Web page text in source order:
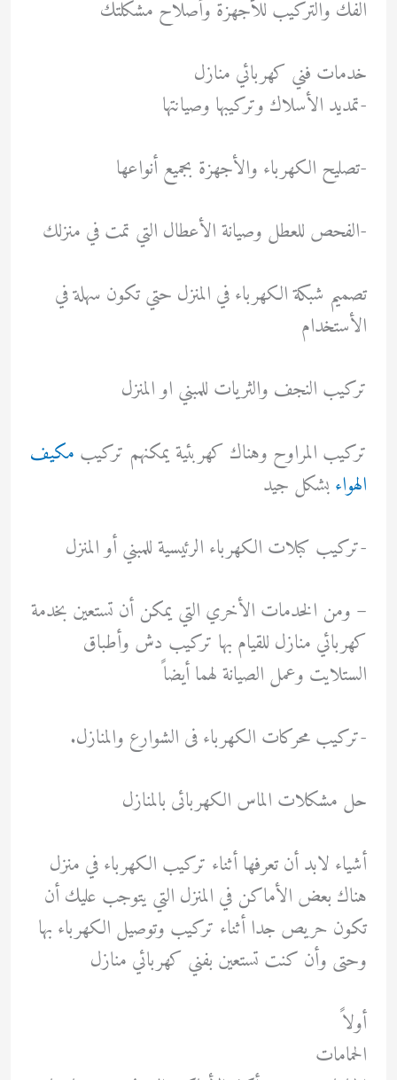
الفك والتركيب للأجهزة وأصلاح مشكلتك
خدمات فني كهربائي منازل
-تمديد الأسلاك وتركيبها وصيانتها
-تصليح الكهرباء والأجهزة بجميع أنواعها
-الفحص للعطل وصيانة الأعطال التي تمت في منزلك
تصميم شبكة الكهرباء في المنزل حتي تكون سهلة في
الأستخدام
تركيب النجف والثريات للمبني او المنزل
تركيب المراوح وهناك كهربئية يمكنهم تركيب مكيف
الهواءبشكل جيد
-تركيب كبلات الكهرباء الرئيسية للمبني أو المنزل
– ومن الخدمات الأخري التي يمكن أن تستعين بخدمة
كهربائي منازل للقيام بها تركيب دش وأطباق
الستلايت وعمل الصيانة لهما أيضاً
-تركيب محركات الكهرباء فى الشوارع والمنازل.
حل مشكلات الماس الكهربائى بالمنازل
أشياء لابد أن تعرفها أثناء تركيب الكهرباء في منزل
هناك بعض الأماكن في المنزل التي يتوجب عليك أن
تكون حريص جدا أثناء تركيب وتوصيل الكهرباء بها
وحتى وأن كنت تستعين بفني كهربائي منازل
أولاً
الحمامات